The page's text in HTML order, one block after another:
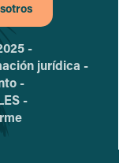
-
jurídica -
-
-